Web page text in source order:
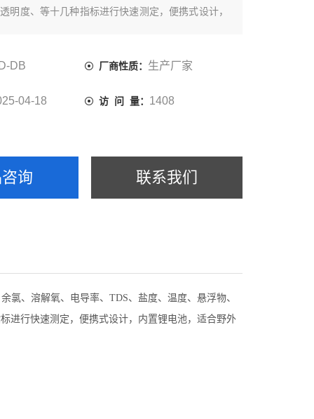
明度、等十几种指标进行快速测定，便携式设计，
DB 厂商性质： 生产厂家
04-18 访 问 量： 1408
询 联系我们
氯、溶解氧、电导率、TDS、盐度、温度、悬浮物、
进行快速测定，便携式设计，内置锂电池，适合野外